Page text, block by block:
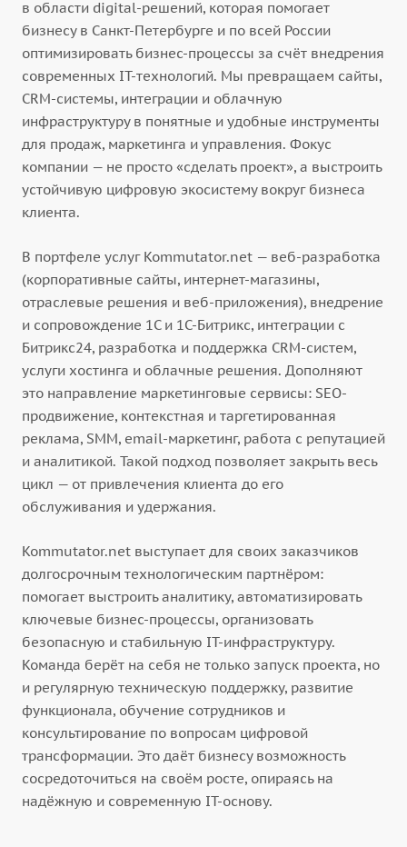
в области digital-решений, которая помогает
бизнесу в Санкт-Петербурге и по всей России
оптимизировать бизнес-процессы за счёт внедрения
современных IT-технологий. Мы превращаем сайты,
CRM-системы, интеграции и облачную
инфраструктуру в понятные и удобные инструменты
для продаж, маркетинга и управления. Фокус
компании — не просто «сделать проект», а выстроить
устойчивую цифровую экосистему вокруг бизнеса
клиента.
В портфеле услуг Kommutator.net — веб-разработка
(корпоративные сайты, интернет-магазины,
отраслевые решения и веб-приложения), внедрение
и сопровождение 1С и 1С-Битрикс, интеграции с
Битрикс24, разработка и поддержка CRM-систем,
услуги хостинга и облачные решения. Дополняют
это направление маркетинговые сервисы: SEO-
продвижение, контекстная и таргетированная
реклама, SMM, email-маркетинг, работа с репутацией
и аналитикой. Такой подход позволяет закрыть весь
цикл — от привлечения клиента до его
обслуживания и удержания.
Kommutator.net выступает для своих заказчиков
долгосрочным технологическим партнёром:
помогает выстроить аналитику, автоматизировать
ключевые бизнес-процессы, организовать
безопасную и стабильную IT-инфраструктуру.
Команда берёт на себя не только запуск проекта, но
и регулярную техническую поддержку, развитие
функционала, обучение сотрудников и
консультирование по вопросам цифровой
трансформации. Это даёт бизнесу возможность
сосредоточиться на своём росте, опираясь на
надёжную и современную IT-основу.